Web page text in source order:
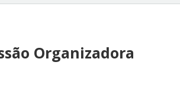
Organizadora